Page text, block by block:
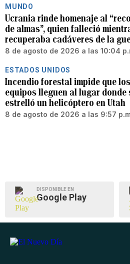
MUNDO
Ucrania rinde homenaje al
de almas”, quien falleció
recuperaba cadáveres de la
8 de agosto de 2026 a las 10:04
ESTADOS UNIDOS
Incendio forestal impide que los
equipos lleguen al lugar donde
estrelló un helicóptero en Utah
8 de agosto de 2026 a las 9:57
DISPONIBLE EN
Google Play